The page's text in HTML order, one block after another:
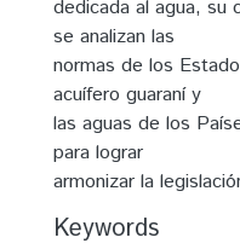
dedicada al agua, su
se analizan las
normas de los
acuífero guaraní y
las aguas de los
para lograr
armonizar la
Keywords